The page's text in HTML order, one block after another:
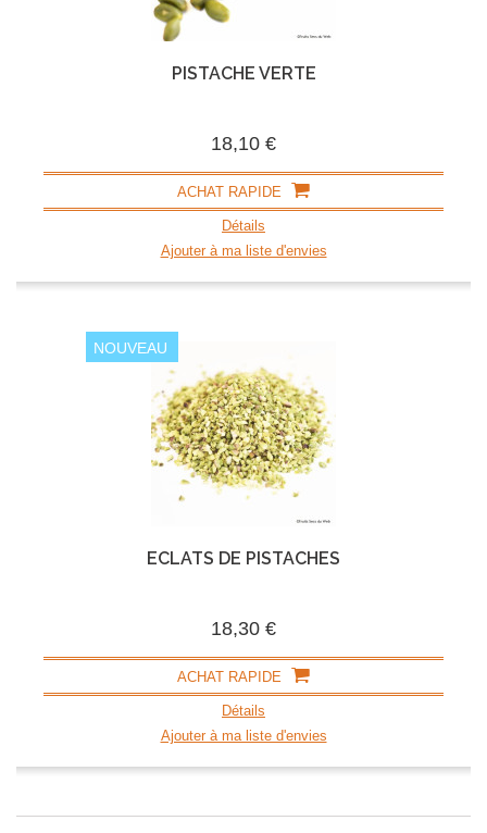
PISTACHE VERTE
18,10 €
ACHAT RAPIDE
Détails
Ajouter à ma liste d'envies
NOUVEAU
ECLATS DE PISTACHES
18,30 €
ACHAT RAPIDE
Détails
Ajouter à ma liste d'envies